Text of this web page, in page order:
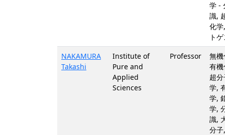
学 -
識,
化
ト
NAKAMURA
Takashi
Institute of
Pure and
Applied
Sciences
Professor
無
有
超
学,
学,
学,
識,
分